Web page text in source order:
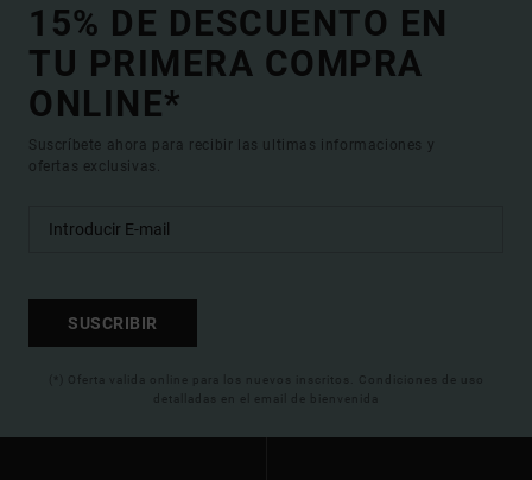
15% DE DESCUENTO EN
TU PRIMERA COMPRA
ONLINE*
Suscríbete ahora para recibir las ultimas informaciones y
ofertas exclusivas.
SUSCRIBIR
(*) Oferta valida online para los nuevos inscritos. Condiciones de uso
detalladas en el email de bienvenida